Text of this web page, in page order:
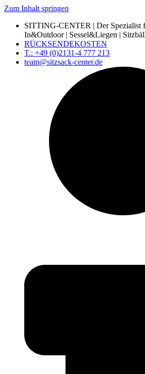
Zum Inhalt springen
SITTING-CENTER | Der Spezialist
In&Outdoor | Sessel&Liegen |
RÜCKSENDEKOSTEN
T.: +49 (0)2131-4 777 213
team@sitzsack-center.de